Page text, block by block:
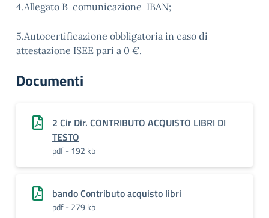
4.Allegato B comunicazione IBAN;
5.Autocertificazione obbligatoria in caso di
attestazione ISEE pari a 0 €.
Documenti
2 Cir Dir. CONTRIBUTO ACQUISTO LIBRI DI
TESTO
pdf - 192 kb
bando Contributo acquisto libri
pdf - 279 kb